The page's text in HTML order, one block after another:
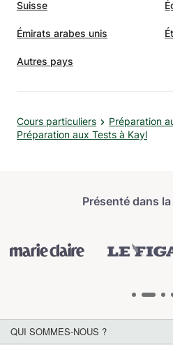
Suisse
Émirats arabes unis
Autres pays
Cours particuliers
Préparation
Préparation aux Tests à Kayl
Présenté dans
QUI SOMMES-NOUS ?